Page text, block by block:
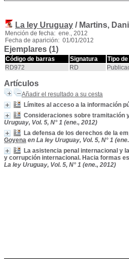
La ley Uruguay / Martins,
Mención de fecha: ene., 2012
Fecha de aparición: 01/01/2012
Ejemplares (1)
Código de barras Signatura
Tipo
RD972
RD
Artículos
Añadir el resultado a su cesta
Límites al acceso a la información
Consideraciones sobre tramitación
Uruguay, Vol. 5, N° 1 (ene., 2012)
La defensa de los derechos de la
Goyena en La ley Uruguay, Vol. 5, N° 1
La asistencia penal internacional y
y corrupción internacional. Hacia formas
La ley Uruguay, Vol. 5, N° 1 (ene., 2012)